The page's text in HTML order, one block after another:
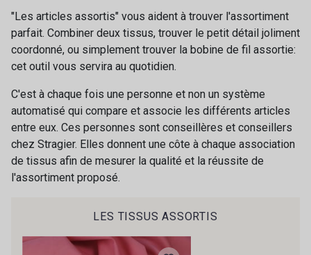
2001/2960 - Gris perle 2001/2001 - Blanc
2001/2013 - Crème 2001/2003 - Natural
2001/2799 - Galet 2998/2942 - Anthracite
2018/2227 - Flamme 2001/2054 - Citron givré
"Les articles assortis" vous aident à trouver l'assortiment
parfait. Combiner deux tissus, trouver le petit détail joliment
coordonné, ou simplement trouver la bobine de fil assortie:
cet outil vous servira au quotidien.
C'est à chaque fois une personne et non un système
automatisé qui compare et associe les différents articles
entre eux. Ces personnes sont conseillères et conseillers
chez Stragier. Elles donnent une côte à chaque association
de tissus afin de mesurer la qualité et la réussite de
l'assortiment proposé.
LES TISSUS ASSORTIS